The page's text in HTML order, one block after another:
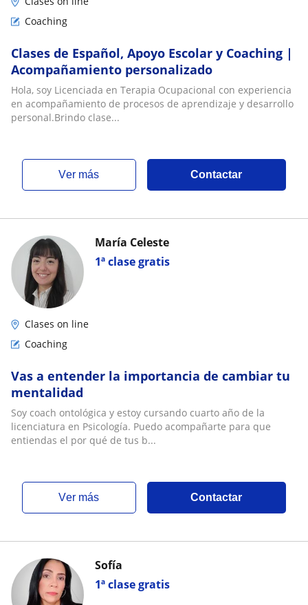
Coaching
Clases de Español, Apoyo Escolar y Coaching |
Acompañamiento personalizado
Hola, soy Licenciada en Terapia Ocupacional con experiencia
en acompañamiento de procesos de aprendizaje y desarrollo
personal.Brindo clase...
ver más Contactar
1ª clase gratis
María Celeste
Clases on line
Coaching
Vas a entender la importancia de cambiar tu
mentalidad
Soy coach ontológica y estoy cursando cuarto año de la
licenciatura en Psicología. Puedo acompañarte para que
entiendas el por qué de tus b...
ver más Contactar
1ª clase gratis
Sofía